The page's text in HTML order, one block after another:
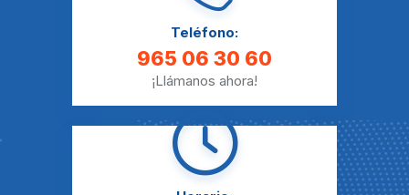
Teléfono:
965 06 30 60
¡Llámanos ahora!